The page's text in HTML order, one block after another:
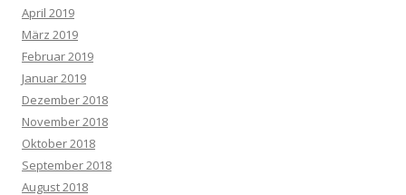
April 2019
März 2019
Februar 2019
Januar 2019
Dezember 2018
November 2018
Oktober 2018
September 2018
August 2018